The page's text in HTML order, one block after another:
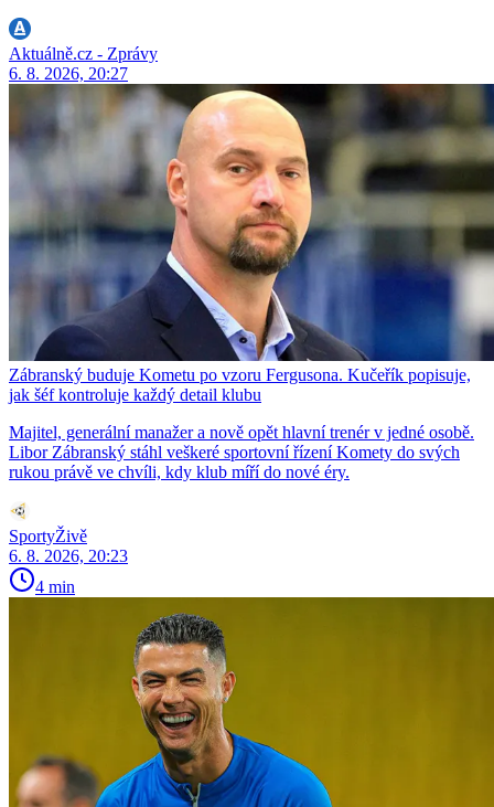
Aktuálně.cz - Zprávy
6. 8. 2026, 20:27
Zábranský buduje Kometu po vzoru Fergusona. Kučeřík popisuje,
jak šéf kontroluje každý detail klubu
Majitel, generální manažer a nově opět hlavní trenér v jedné osobě.
Libor Zábranský stáhl veškeré sportovní řízení Komety do svých
rukou právě ve chvíli, kdy klub míří do nové éry.
SportyŽivě
6. 8. 2026, 20:23
4 min